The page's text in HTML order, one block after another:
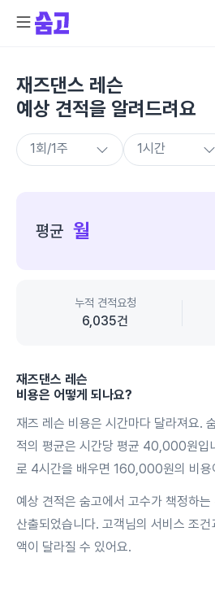
재즈댄스 레슨
예상 견적을 알려드려요
평균 월
누적 견적요청
6,035건
재즈댄스 레슨
비용은 어떻게 되나요?
재즈 레슨 비용은 시간마다 달라져요.
적의 평균은 시간당 평균 40,000원입
로 4시간을 배우면 160,000원의 비용
예상 견적은 숨고에서 고수가 책정하
산출되었습니다. 고객님의 서비스 조
액이 달라질 수 있어요.